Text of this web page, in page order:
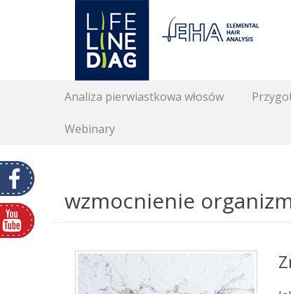
Lifelinediag
Elemental Hair Analysis
Secondary Menu
Skip
content
Analiza pierwiastkowa włosów
Webinary
wzmocnienie